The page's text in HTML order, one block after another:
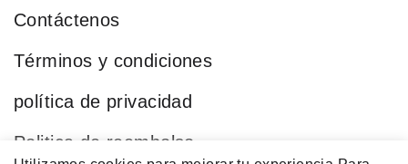
Contáctenos
Términos y condiciones
política de privacidad
Politica de reembolso